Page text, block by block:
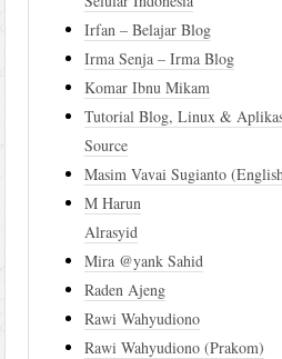
Irfan – Belajar Blog
Irma Senja – Irma Blog
Komar Ibnu Mikam
Tutorial Blog, Linux &
Source
Masim Vavai Sugianto
M Harun
Alrasyid
Mira @yank Sahid
Raden Ajeng
Rawi Wahyudiono
Rawi Wahyudiono (Prakom)